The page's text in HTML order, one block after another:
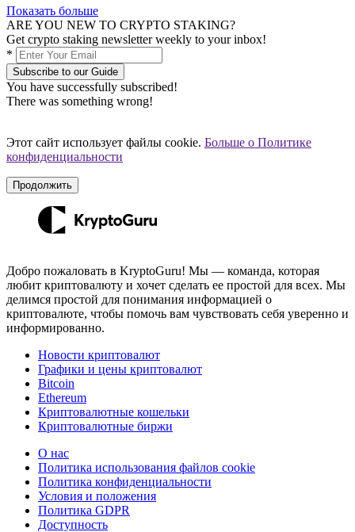
Показать больше
ARE YOU NEW TO CRYPTO STAKING?
Get crypto staking newsletter weekly to your inbox!
*
Subscribe to our Guide
You have successfully subscribed!
There was something wrong!
Этот сайт использует файлы cookie. Больше о Политике
конфиденциальности
Продолжить
Добро пожаловать в KryptoGuru! Мы — команда, которая
любит криптовалюту и хочет сделать ее простой для всех. Мы
делимся простой для понимания информацией о
криптовалюте, чтобы помочь вам чувствовать себя уверенно и
информированно.
Новости криптовалют
Графики и цены криптовалют
Bitcoin
Ethereum
Криптовалютные кошельки
Криптовалютные биржи
О нас
Политика использования файлов cookie
Политика конфиденциальности
Условия и положения
Политика GDPR
Доступность